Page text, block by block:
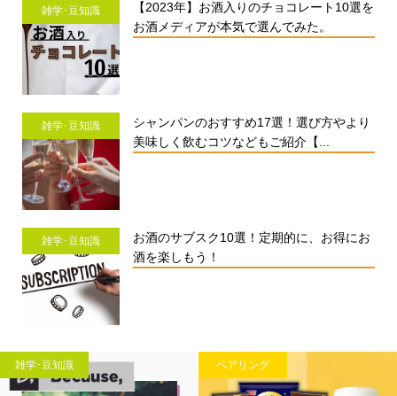
雑学･豆知識
【2023年】お酒入りのチョコレート10選を
お酒メディアが本気で選んでみた。
雑学･豆知識
シャンパンのおすすめ17選！選び方やより
美味しく飲むコツなどもご紹介【...
雑学･豆知識
お酒のサブスク10選！定期的に、お得にお
酒を楽しもう！
雑学･豆知識 ペアリング